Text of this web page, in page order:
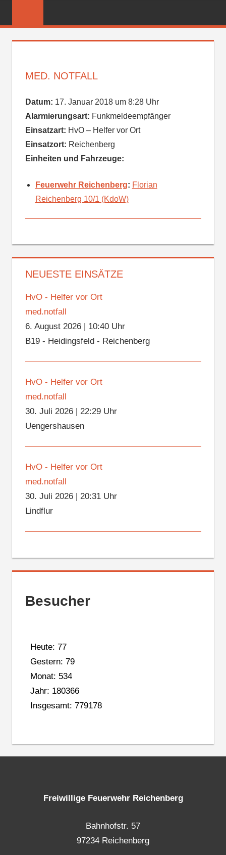
FEUERWEHR
MED. NOTFALL
Datum: 17. Januar 2018 um 8:28 Uhr
Alarmierungsart: Funkmeldeempfänger
Einsatzart: HvO – Helfer vor Ort
Einsatzort: Reichenberg
Einheiten und Fahrzeuge:
Feuerwehr Reichenberg: Florian
Reichenberg 10/1 (KdoW)
NEUESTE EINSÄTZE
HvO - Helfer vor Ort
med.notfall
6. August 2026| 10:40 Uhr
B19 - Heidingsfeld - Reichenberg
HvO - Helfer vor Ort
med.notfall
30. Juli 2026| 22:29 Uhr
Uengershausen
HvO - Helfer vor Ort
med.notfall
30. Juli 2026| 20:31 Uhr
Lindflur
Besucher
Heute: 77
Gestern: 79
Monat: 534
Jahr: 180366
Insgesamt: 779178
Freiwillige Feuerwehr Reichenberg
Bahnhofstr. 57
97234 Reichenberg